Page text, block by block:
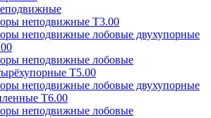
неподвижные Т3.00
неподвижные лобовые двухупорные
неподвижные лобовые
Т5.00
неподвижные лобовые двухупорные
Т6.00
неподвижные лобовые